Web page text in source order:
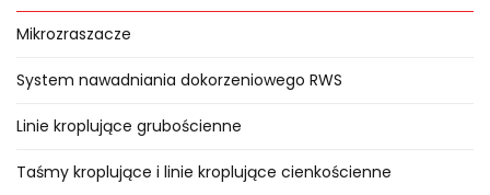
Mikrozraszacze
System nawadniania dokorzeniowego RWS
Linie kroplujące grubościenne
Taśmy kroplujące i linie kroplujące cienkościenne